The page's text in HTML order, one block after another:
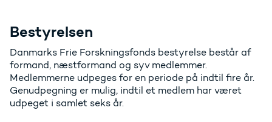
Bestyrelsen
Danmarks Frie Forskningsfonds bestyrelse består af
formand, næstformand og syv medlemmer.
Medlemmerne udpeges for en periode på indtil fire år.
Genudpegning er mulig, indtil et medlem har været
udpeget i samlet seks år.